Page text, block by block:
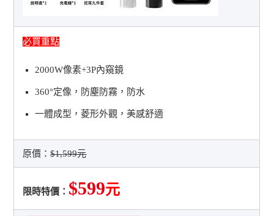
必買重點
2000W像素+3P內窺鏡
360°定像，防塵防霧，防水
一體成型，菱形外觀，美感舒適
原價：$1,599元
限時特價： $599元